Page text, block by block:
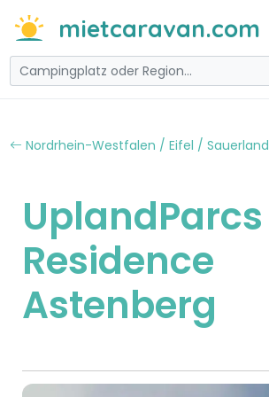
mietcaravan.com
Nordrhein-Westfalen / Eifel / Sauerland
UplandParcs
Residence
Astenberg